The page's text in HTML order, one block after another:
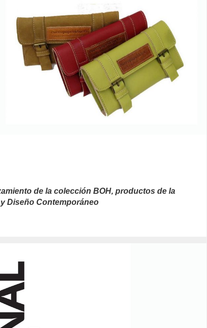
de la colección BOH, productos de la
Diseño Contemporáneo
luis-